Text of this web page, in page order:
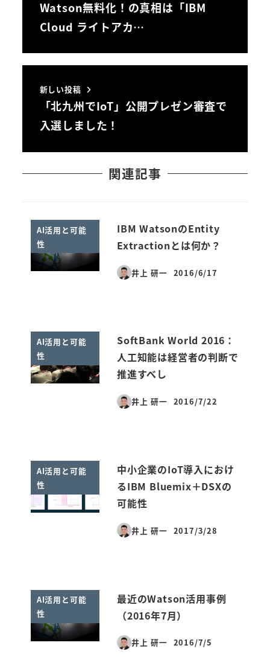
Watson無料化！の真相は「IBM
Cloud ライトアカ…
新しい投稿
「北九州でIoT」公開プレゼン審査で
入選しました！
関連記事
AI活用と可能
性
IBM WatsonのEntity
Extractionとは何か？
井上 研一
投稿日
2016/6/17
AI活用と可能
性
SoftBank World 2016：
人工知能は経営者の判断で
推進すべし
井上 研一
投稿日
2016/7/22
AI活用と可能
性
中小企業のIoT導入におけ
るIBM Bluemix＋DSXの
可能性
井上 研一
投稿日
2017/3/28
AI活用と可能
性
最近のWatson活用事例
（2016年7月）
井上 研一
投稿日
2016/7/5